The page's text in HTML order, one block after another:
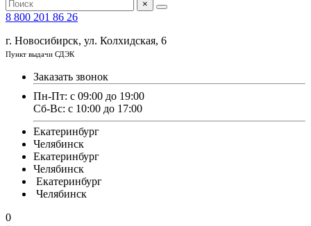
×
8 800 201 86 26
г. Новосибирск, ул. Колхидская, 6
Пункт выдачи СДЭК
Заказать звонок
Пн-Пт: с 09:00 до 19:00
Сб-Вс: с 10:00 до 17:00
Екатеринбург
Челябинск
Екатеринбург
Челябинск
Екатеринбург
Челябинск
0